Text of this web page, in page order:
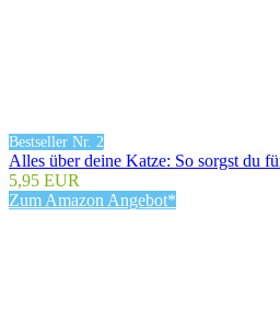
Bestseller Nr. 2
Alles über deine Katze: So sorgst du
5,95 EUR
Zum Amazon Angebot*